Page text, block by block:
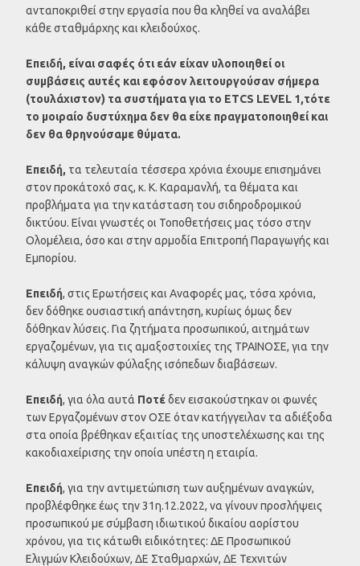
ανταποκριθεί στην εργασία που θα κληθεί να αναλάβει
κάθε σταθμάρχης και κλειδούχος.
Επειδή, είναι σαφές ότι εάν είχαν υλοποιηθεί οι
συμβάσεις αυτές και εφόσον λειτουργούσαν σήμερα
(τουλάχιστον) τα συστήματα για το ETCS LEVEL 1,τότε
το μοιραίο δυστύχημα δεν θα είχε πραγματοποιηθεί και
δεν θα θρηνούσαμε θύματα.
Επειδή, τα τελευταία τέσσερα χρόνια έχουμε επισημάνει
στον προκάτοχό σας, κ. Κ. Καραμανλή, τα θέματα και
προβλήματα για την κατάσταση του σιδηροδρομικού
δικτύου. Είναι γνωστές οι Τοποθετήσεις μας τόσο στην
Ολομέλεια, όσο και στην αρμοδία Επιτροπή Παραγωγής και
Εμπορίου.
Επειδή, στις Ερωτήσεις και Αναφορές μας, τόσα χρόνια,
δεν δόθηκε ουσιαστική απάντηση, κυρίως όμως δεν
δόθηκαν λύσεις. Για ζητήματα προσωπικού, αιτημάτων
εργαζομένων, για τις αμαξοστοιχίες της ΤΡΑΙΝΟΣΕ, για την
κάλυψη αναγκών φύλαξης ισόπεδων διαβάσεων.
Επειδή, για όλα αυτά Ποτέδεν εισακούστηκαν οι φωνές
των Εργαζομένων στον ΟΣΕ όταν κατήγγειλαν τα αδιέξοδα
στα οποία βρέθηκαν εξαιτίας της υποστελέχωσης και της
κακοδιαχείρισης την οποία υπέστη η εταιρία.
Επειδή, για την αντιμετώπιση των αυξημένων αναγκών,
προβλέφθηκε έως την 31η.12.2022, να γίνουν προσλήψεις
προσωπικού με σύμβαση ιδιωτικού δικαίου αορίστου
χρόνου, για τις κάτωθι ειδικότητες: ΔΕ Προσωπικού
Ελιγμών Κλειδούχων, ΔΕ Σταθμαρχών, ΔΕ Τεχνιτών